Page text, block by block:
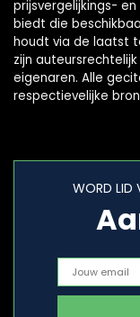
prijsvergelijkings-
biedt die
houdt via de laatst
zijn
eigenaren. Alle
respectievelijke
WORD LID